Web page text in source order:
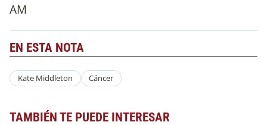
AM
EN ESTA NOTA
Kate Middleton Cáncer
TAMBIÉN TE PUEDE INTERESAR